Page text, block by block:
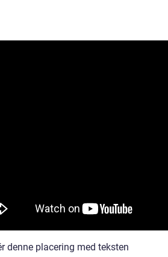
denne placering med teksten